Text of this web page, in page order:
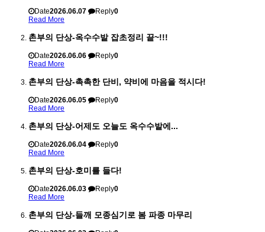
Date2026.06.07 Reply0
Read More
촌부의 단상-옥수수밭 잡초정리 끝~!!!
Date2026.06.06 Reply0
Read More
촌부의 단상-촉촉한 단비, 약비에 마음을 적시다!
Date2026.06.05 Reply0
Read More
촌부의 단상-어제도 오늘도 옥수수밭에...
Date2026.06.04 Reply0
Read More
촌부의 단상-호미를 들다!
Date2026.06.03 Reply0
Read More
촌부의 단상-들깨 모종심기로 봄 파종 마무리